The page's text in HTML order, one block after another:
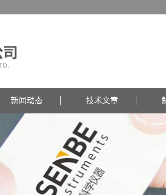
新闻动态 技术文章